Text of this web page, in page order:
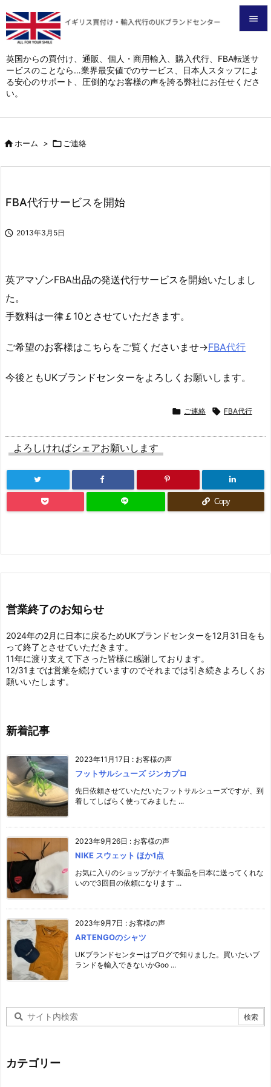
英国からの買付け、通販、個人・商用輸入、購入代行、FBA転送サ
ービスのことなら…業界最安値でのサービス、日本人スタッフによ
る安心のサポート、圧倒的なお客様の声を誇る弊社にお任せくださ
い。

メニュ

サイド
前へ

ホーム >  ご連絡
FBA代行サービスを開始
 2013年3月5日
英アマゾンFBA出品の発送代行サービスを開始いたしまし
た。
手数料は一律￡10とさせていただきます。
ご希望のお客様はこちらをご覧くださいませ→FBA代行
今後ともUKブランドセンターをよろしくお願いします。
 ご連絡  FBA代行
よろしければシェアお願いします
Copy
営業終了のお知らせ
2024年の2月に日本に戻るためUKブランドセンターを12月31日をも
って終了とさせていただきます。
11年に渡り支えて下さった皆様に感謝しております。
12/31までは営業を続けていますのでそれまでは引き続きよろしくお
願いいたします。
新着記事
2023年11月17日 : お客様の声
フットサルシューズ ジンカプロ
先日依頼させていただいたフットサルシューズですが、到
着してしばらく使ってみました ...
2023年9月26日 : お客様の声
NIKE スウェット ほか1点
お気に入りのショップがナイキ製品を日本に送ってくれな
いので3回目の依頼になります ...
2023年9月7日 : お客様の声
ARTENGOのシャツ
UKブランドセンターはブログで知りました。買いたいブ
ランドを輸入できないかGoo ...
カテゴリー